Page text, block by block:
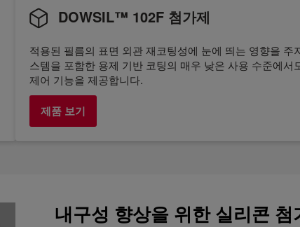
DOWSIL™ 102F 첨가제
적용된 필름의 표면 외관 재코팅성에 눈에 띄는 영향을 주
스템을 포함한 용제 기반 코팅의 매우 낮은 사용 수준에서
제어 기능을 제공합니다.
제품 보기
내구성 향상을 위한 실리콘 첨